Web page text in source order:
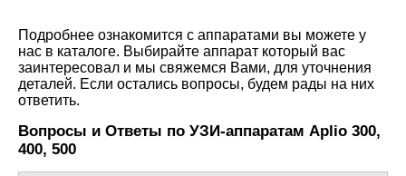
Подробнее ознакомится с аппаратами вы можете у
нас в каталоге. Выбирайте аппарат который вас
заинтересовал и мы свяжемся Вами, для уточнения
деталей. Если остались вопросы, будем рады на них
ответить.
Вопросы и Ответы по УЗИ-аппаратам Aplio 300,
400, 500